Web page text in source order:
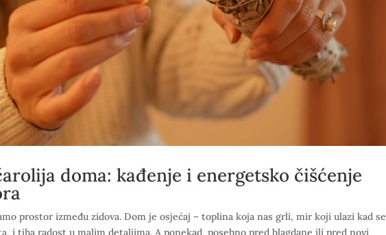
doma: kađenje i energetsko čišćenje
prostor između zidova. Dom je osjećaj – toplina koja nas grli, mir koji ulazi kad se